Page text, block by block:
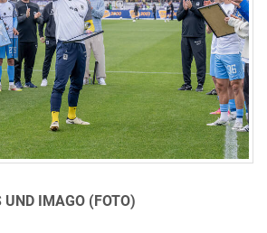
UND IMAGO (FOTO)